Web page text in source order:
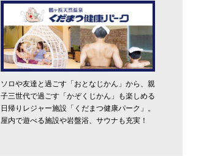
ソロや友達と過ごす「おとなじかん」から、親
子三世代で過ごす「かぞくじかん」も楽しめる
日帰りレジャー施設「くだまつ健康パーク」。
屋内で遊べる施設や岩盤浴、サウナも充実！